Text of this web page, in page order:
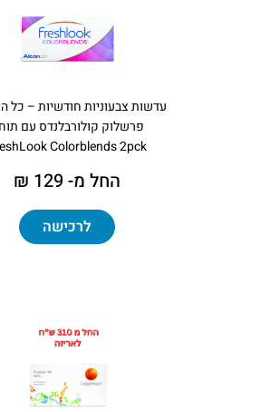
עדשות צבעוניות חודשיות – כל
פרשלוק קולורבלנדס עם
Colorblends 2pck
החל מ- 129 ₪
לרכישה